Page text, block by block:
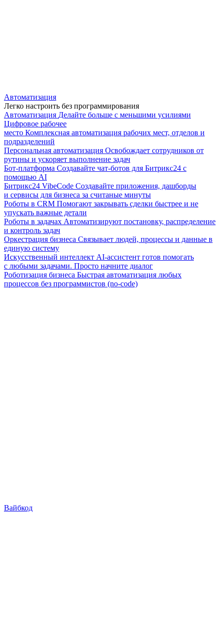
Автоматизация
Легко настроить без программирования
Автоматизация Делайте больше с меньшими усилиями
Цифровое рабочее
место Комплексная автоматизация рабочих мест, отделов и
подразделений
Персональная автоматизация Освобождает сотрудников от
рутины и ускоряет выполнение задач
Бот-платформа Создавайте чат-ботов для Битрикс24 с
помощью AI
Битрикс24 VibeCode Создавайте приложения, дашборды
и сервисы для бизнеса за считаные минуты
Роботы в CRM Помогают закрывать сделки быстрее и не
упускать важные детали
Роботы в задачах Автоматизируют постановку, распределение
и контроль задач
Оркестрация бизнеса Связывает людей, процессы и данные в
единую систему
Искусственный интеллект AI-ассистент готов помогать
с любыми задачами. Просто начните диалог
Роботизация бизнеса Быстрая автоматизация любых
процессов без программистов (no-code)
Вайбкод